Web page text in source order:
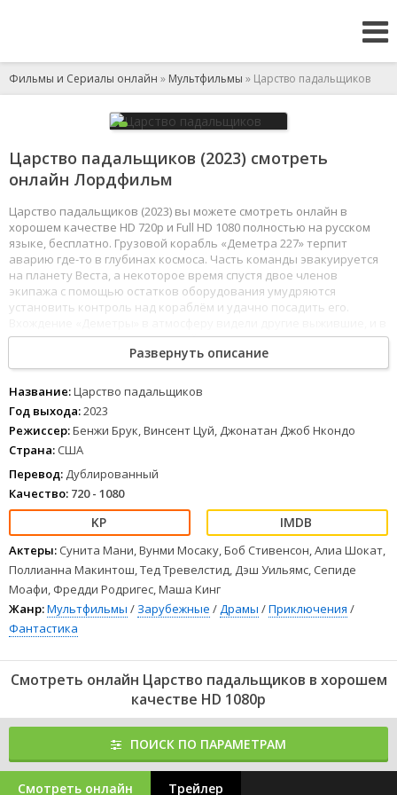
Фильмы и Сериалы онлайн » Мультфильмы » Царство падальщиков
Царство падальщиков (2023) смотреть
онлайн Лордфильм
Царство падальщиков (2023) вы можете смотреть онлайн в
хорошем качестве HD 720p и Full HD 1080 полностью на русском
языке, бесплатно. Грузовой корабль «Деметра 227» терпит
аварию где-то в глубинах космоса. Часть команды эвакуируется
на планету Веста, а некоторое время спустя двое членов
экипажа с помощью остатков оборудования умудряются
установить контроль над кораблём и удачно посадить его.
надежде на возвращение домой они отправляются на его поиски
по завораживающему и смертельно опасному миру - капитан
Сэм и биолог Урсула; техник Ази в компании робота, благодаря
загадочному организму постепенно обретающего сознание
и чувства; Кеймен, попавший под влияние существа, которое
гипнозом вынуждает добывать ему еду.
1234 5 67 8
Развернуть описание
Название:Царство падальщиков
Год выхода:2023
Режиссер:Бенжи Брук, Винсент Цуй, Джонатан Джоб Нкондо
Страна: США
Перевод: Дублированный
Качество: 720 - 1080
Актеры: Сунита Мани, Вунми Мосаку, Боб Стивенсон, Алиа Шокат,
Поллианна Макинтош, Тед Тревелстид, Дэш Уильямс, Сепиде
Моафи, Фредди Родригес, Маша Кинг
Жанр:Мультфильмы / Зарубежные /Драмы /Приключения /
Фантастика
Смотреть онлайн Царство падальщиков в хорошем
качестве HD 1080p
ПОИСК ПО ПАРАМЕТРАМ
Смотреть онлайн Трейлер